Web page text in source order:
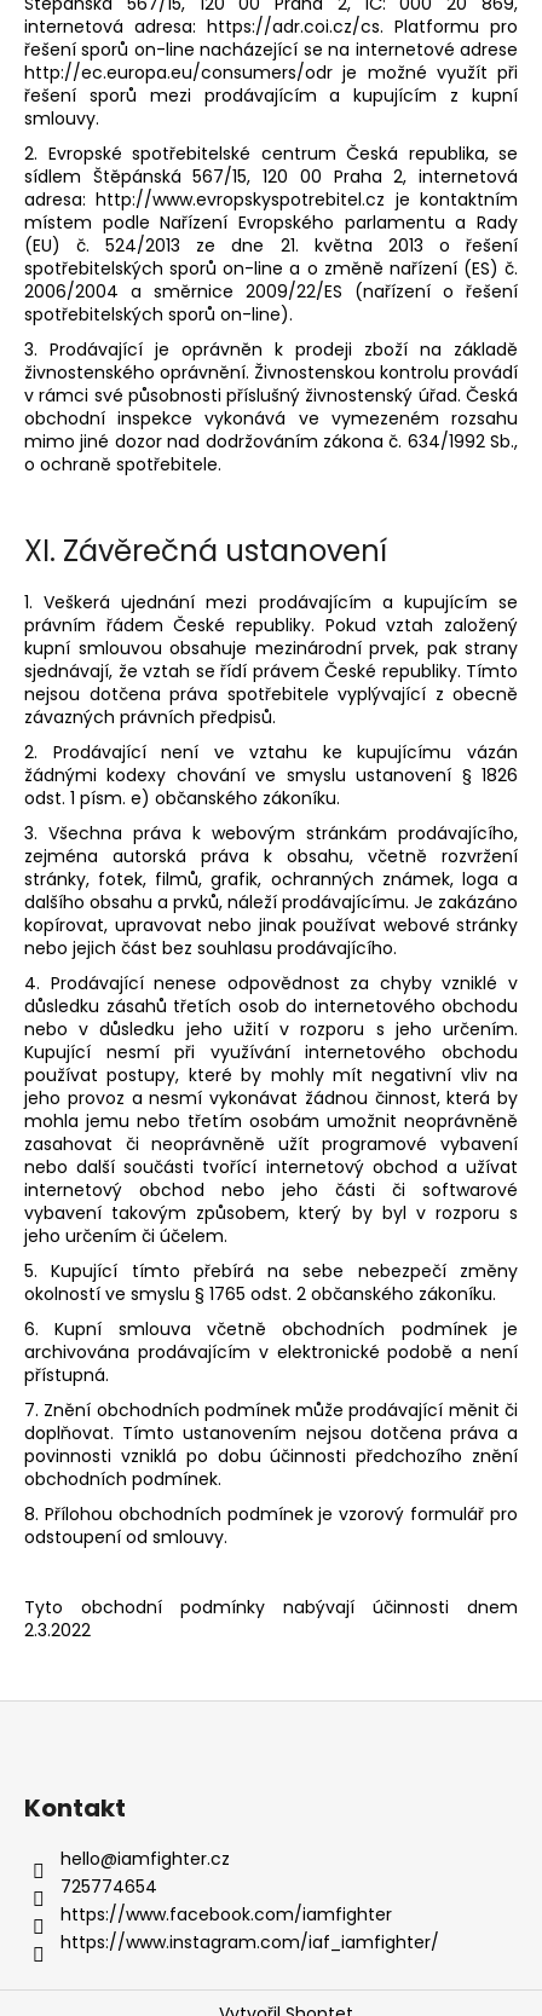
internetová adresa: https://adr.coi.cz/cs. Platformu pro
řešení sporů on-line nacházející se na internetové adrese
http://ec.europa.eu/consumers/odr je možné využít při
řešení sporů mezi prodávajícím a kupujícím z kupní
smlouvy.
2. Evropské spotřebitelské centrum Česká republika, se
sídlem Štěpánská 567/15, 120 00 Praha 2, internetová
adresa: http://www.evropskyspotrebitel.cz je kontaktním
místem podle Nařízení Evropského parlamentu a Rady
(EU) č. 524/2013 ze dne 21. května 2013 o řešení
spotřebitelských sporů on-line a o změně nařízení (ES) č.
2006/2004 a směrnice 2009/22/ES (nařízení o řešení
spotřebitelských sporů on-line).
3. Prodávající je oprávněn k prodeji zboží na základě
živnostenského oprávnění. Živnostenskou kontrolu provádí
v rámci své působnosti příslušný živnostenský úřad. Česká
obchodní inspekce vykonává ve vymezeném rozsahu
mimo jiné dozor nad dodržováním zákona č. 634/1992 Sb.,
o ochraně spotřebitele.
XI. Závěrečná ustanovení
1. Veškerá ujednání mezi prodávajícím a kupujícím se
právním řádem České republiky. Pokud vztah založený
kupní smlouvou obsahuje mezinárodní prvek, pak strany
sjednávají, že vztah se řídí právem České republiky. Tímto
nejsou dotčena práva spotřebitele vyplývající z obecně
závazných právních předpisů.
2. Prodávající není ve vztahu ke kupujícímu vázán
žádnými kodexy chování ve smyslu ustanovení § 1826
odst. 1 písm. e) občanského zákoníku.
3. Všechna práva k webovým stránkám prodávajícího,
zejména autorská práva k obsahu, včetně rozvržení
stránky, fotek, filmů, grafik, ochranných známek, loga a
dalšího obsahu a prvků, náleží prodávajícímu. Je zakázáno
kopírovat, upravovat nebo jinak používat webové stránky
nebo jejich část bez souhlasu prodávajícího.
4. Prodávající nenese odpovědnost za chyby vzniklé v
důsledku zásahů třetích osob do internetového obchodu
nebo v důsledku jeho užití v rozporu s jeho určením.
Kupující nesmí při využívání internetového obchodu
používat postupy, které by mohly mít negativní vliv na
jeho provoz a nesmí vykonávat žádnou činnost, která by
mohla jemu nebo třetím osobám umožnit neoprávněně
zasahovat či neoprávněně užít programové vybavení
nebo další součásti tvořící internetový obchod a užívat
internetový obchod nebo jeho části či softwarové
vybavení takovým způsobem, který by byl v rozporu s
jeho určením či účelem.
5. Kupující tímto přebírá na sebe nebezpečí změny
okolností ve smyslu § 1765 odst. 2 občanského zákoníku.
6. Kupní smlouva včetně obchodních podmínek je
archivována prodávajícím v elektronické podobě a není
přístupná.
7. Znění obchodních podmínek může prodávající měnit či
doplňovat. Tímto ustanovením nejsou dotčena práva a
povinnosti vzniklá po dobu účinnosti předchozího znění
obchodních podmínek.
8. Přílohou obchodních podmínek je vzorový formulář pro
odstoupení od smlouvy.
Tyto obchodní podmínky nabývají účinnosti dnem
2.3.2022
Z
Kontakt
hello@iamfighter.cz
725774654
https://www.facebook.com/iamfighter
https://www.instagram.com/iaf_iamfighter/